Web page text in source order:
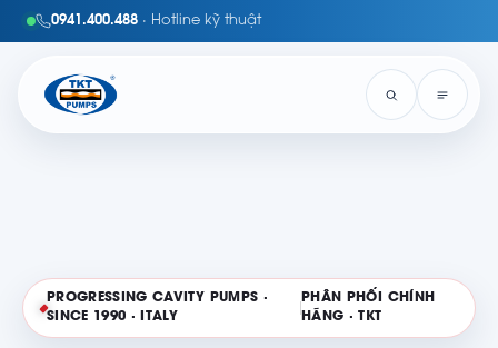
0941.400.488 · Hotline kỹ thuật
PROGRESSING CAVITY PUMPS ·
SINCE 1990 · ITALY
PHÂN PHỐI CHÍNH
HÃNG · TKT